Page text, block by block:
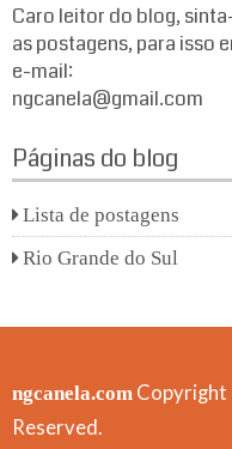
Caro leitor do blog,
as postagens, para isso
e-mail:
ngcanela@gmail.com
Páginas do blog
Lista de postagens
Rio Grande do Sul
ngcanela.com Copyright
Reserved.